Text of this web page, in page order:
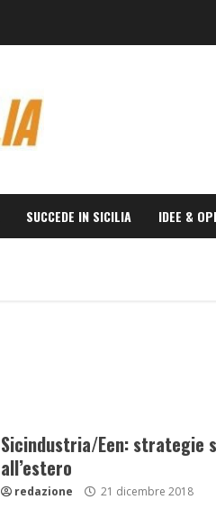
SUCCEDE IN SICILIA IDEE &
Sicindustria/Een: strategie
all’estero
redazione 21 dicembre 2018